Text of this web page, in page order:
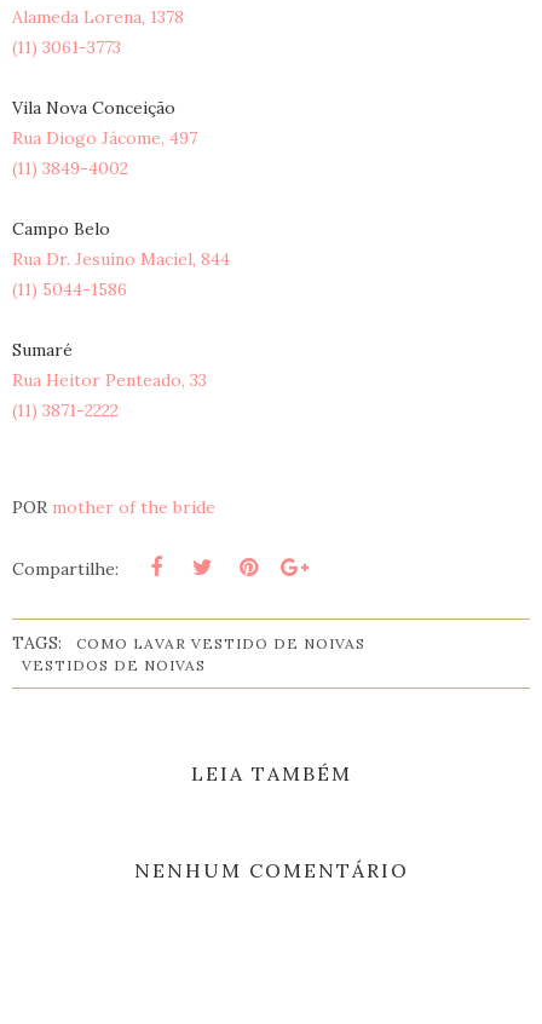
Alameda Lorena, 1378
(11) 3061-3773
Vila Nova Conceição
Rua Diogo Jácome, 497
(11) 3849-4002
Campo Belo
Rua Dr. Jesuíno Maciel, 844
(11) 5044-1586
Sumaré
Rua Heitor Penteado, 33
(11) 3871-2222
POR mother of the bride
Compartilhe:
TAGS:
COMO LAVAR VESTIDO DE NOIVAS
VESTIDOS DE NOIVAS
LEIA TAMBÉM
NENHUM COMENTÁRIO